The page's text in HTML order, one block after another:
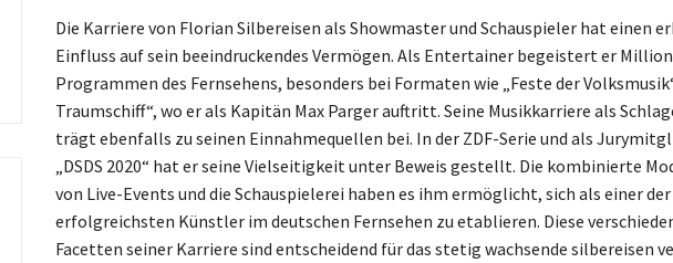
Die Karriere von Florian Silbereisen als Showmaster und Schauspieler hat einen
Einfluss auf sein beeindruckendes Vermögen. Als Entertainer begeistert er
Programmen des Fernsehens, besonders bei Formaten wie „Feste der
Traumschiff“, wo er als Kapitän Max Parger auftritt. Seine Musikkarriere als
trägt ebenfalls zu seinen Einnahmequellen bei. In der ZDF-Serie und als
„DSDS 2020“ hat er seine Vielseitigkeit unter Beweis gestellt. Die kombinierte
von Live-Events und die Schauspielerei haben es ihm ermöglicht, sich als einer der
erfolgreichsten Künstler im deutschen Fernsehen zu etablieren. Diese
Facetten seiner Karriere sind entscheidend für das stetig wachsende silbereisen